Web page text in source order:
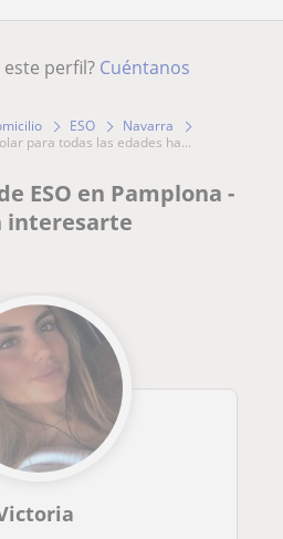
perfil? Cuéntanos
ESO
Navarra
para todas las edades ha...
ESO en Pamplona -
interesarte